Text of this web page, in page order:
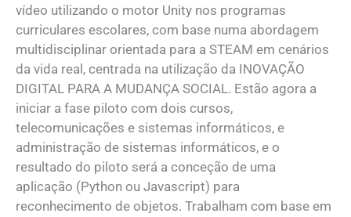
vídeo utilizando o motor Unity nos programas
curriculares escolares, com base numa abordagem
multidisciplinar orientada para a STEAM em cenários
da vida real, centrada na utilização da INOVAÇÃO
DIGITAL PARA A MUDANÇA SOCIAL. Estão agora a
iniciar a fase piloto com dois cursos,
telecomunicações e sistemas informáticos, e
administração de sistemas informáticos, e o
resultado do piloto será a conceção de uma
aplicação (Python ou Javascript) para
reconhecimento de objetos. Trabalham com base em